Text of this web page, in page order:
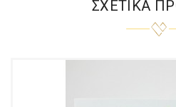
ΣΧΕΤΙΚΆ